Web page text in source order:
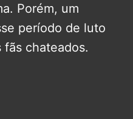
Porém, um
período de luto
chateados.